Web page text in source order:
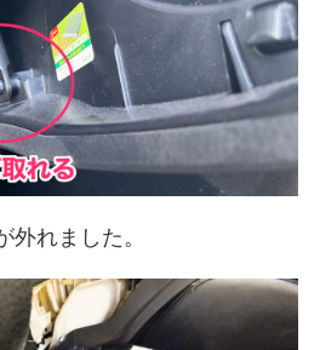
外れました。